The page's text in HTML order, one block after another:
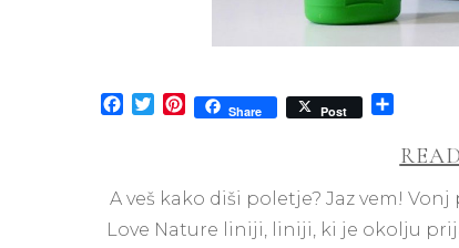
Facebook
TwitterPinterest
Share Post
A veš kako diši poletje? Jaz vem!
Love Nature liniji, liniji, ki je okolju